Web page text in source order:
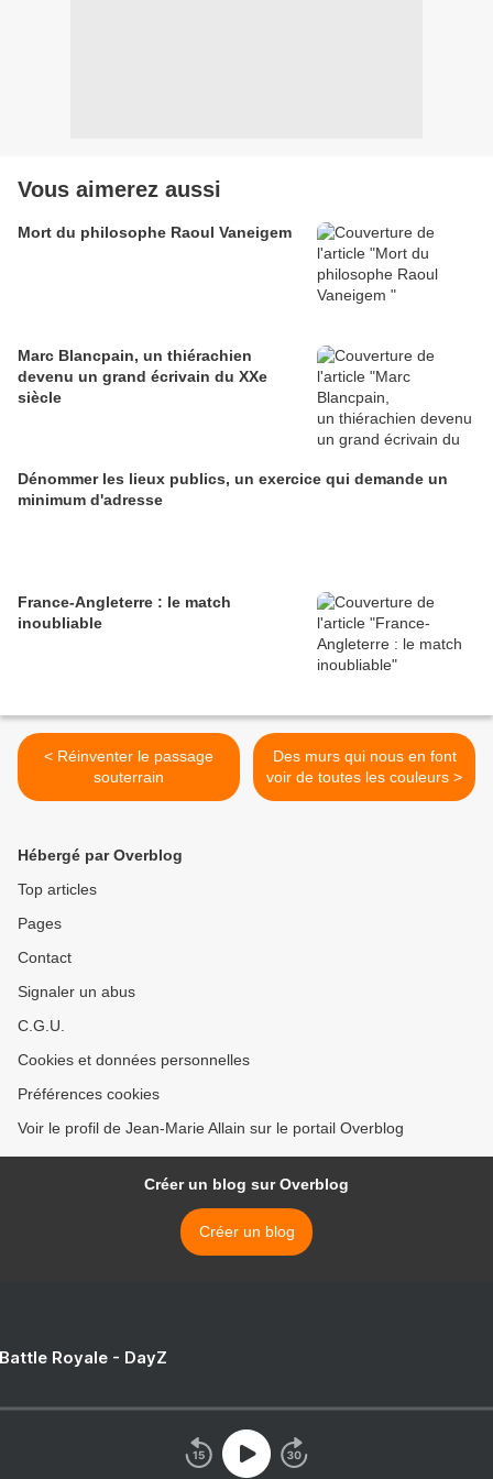
Vous aimerez aussi
Mort du philosophe Raoul Vaneigem
Marc Blancpain, un thiérachien
devenu un grand écrivain du XXe
siècle
Dénommer les lieux publics, un exercice qui demande un
minimum d'adresse
France-Angleterre : le match
inoubliable
< Réinventer le passage
souterrain
Des murs qui nous en font
voir de toutes les couleurs >
Hébergé par Overblog
Top articles
Pages
Contact
Signaler un abus
C.G.U.
Cookies et données personnelles
Préférences cookies
Voir le profil de Jean-Marie Allain sur le portail Overblog
Créer un blog sur Overblog
Créer un blog
Royale - DayZ